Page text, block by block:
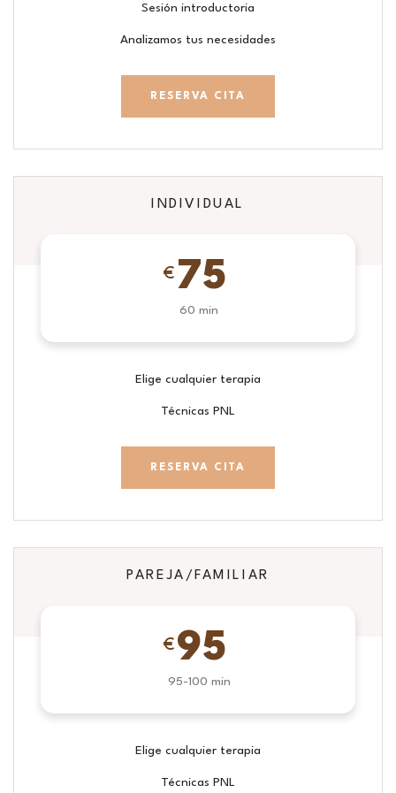
Sesión introductoria
Analizamos tus necesidades
RESERVA CITA
INDIVIDUAL
€ 75
60 min
Elige cualquier terapia
Técnicas PNL
RESERVA CITA
PAREJA/FAMILIAR
€ 95
95-100 min
Elige cualquier terapia
Técnicas PNL